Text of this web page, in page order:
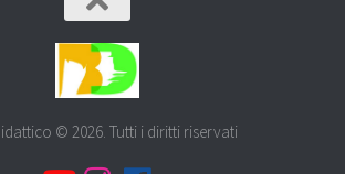
© 2026. Tutti i diritti riservati